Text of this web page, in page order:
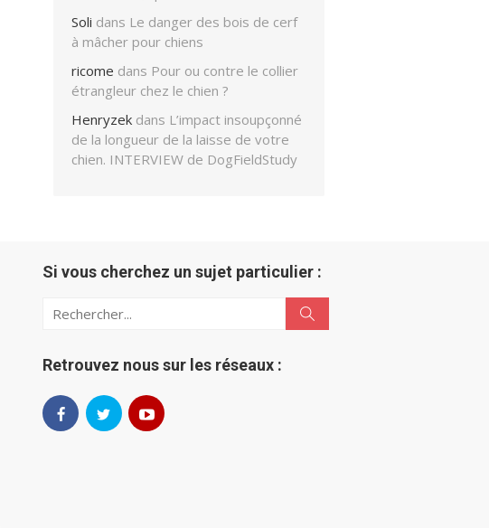
Soli dans Le danger des bois de cerf
à mâcher pour chiens
ricome dans Pour ou contre le collier
étrangleur chez le chien ?
Henryzek dans L’impact insoupçonné
de la longueur de la laisse de votre
chien. INTERVIEW de DogFieldStudy
Si vous cherchez un sujet particulier :
Search
Search
Retrouvez nous sur les réseaux :